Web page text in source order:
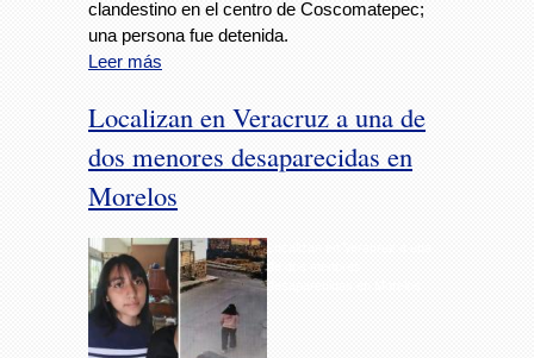
clandestino en el centro de Coscomatepec;
una persona fue detenida.
Leer más
Localizan en Veracruz a una de
dos menores desaparecidas en
Morelos